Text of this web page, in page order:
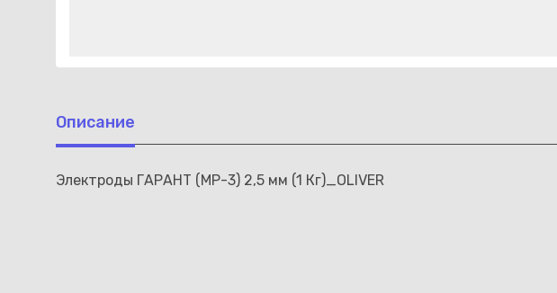
Описание
Электроды ГАРАНТ (МР-3) 2,5 мм (1 Кг)_OLIVER